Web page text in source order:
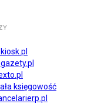
gazety.pl
księgowość